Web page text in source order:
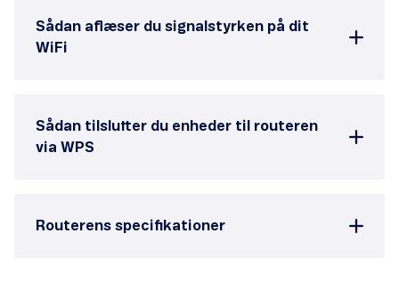
Sådan aflæser du signalstyrken på dit
WiFi
Sådan tilslutter du enheder til routeren
via WPS
Routerens specifikationer